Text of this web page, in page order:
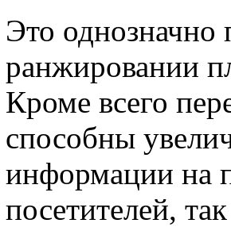
Это однозначно
ранжировании
Кроме всего
способны
информации на
посетителей,